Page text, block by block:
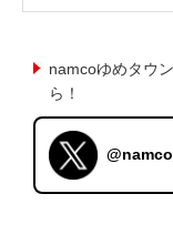
namcoゆめタウ
ら！